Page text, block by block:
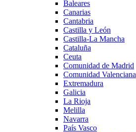
Baleares
Canarias
Cantabria
Castilla y León
Castilla-La Mancha
Cataluña
Ceuta
Comunidad de Madrid
Comunidad Valenciana
Extremadura
Galicia
La Rioja
Melilla
Navarra
País Vasco